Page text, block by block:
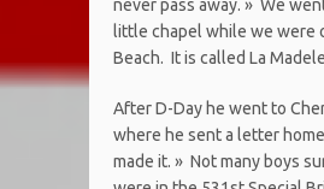
never pass away. » We
little chapel while we were
Beach. It is called La
After D-Day he went to
where he sent a letter home
made it. » Not many boys